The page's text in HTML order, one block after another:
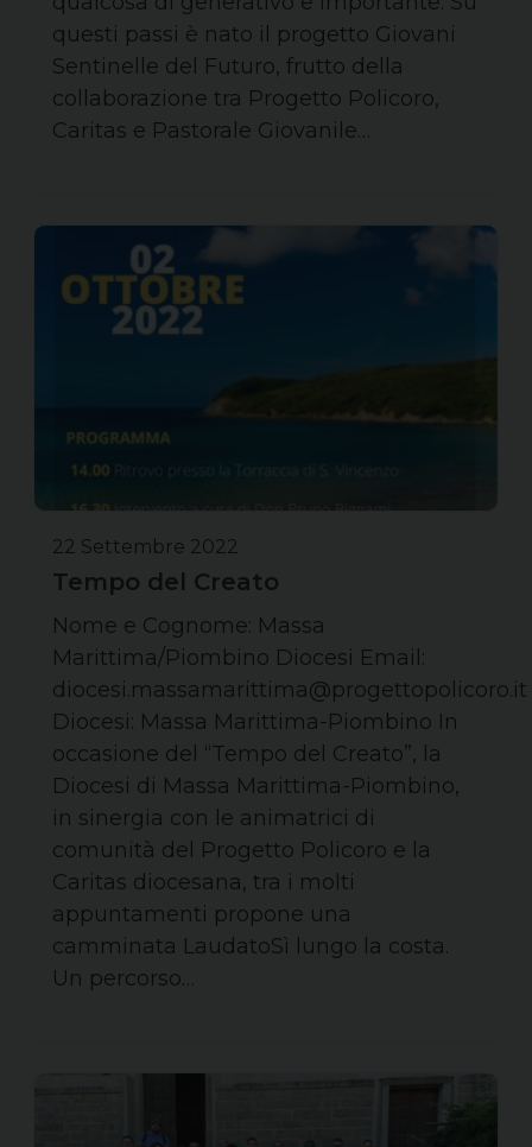
questi passi è nato il progetto Giovani
Sentinelle del Futuro, frutto della
collaborazione tra Progetto Policoro,
Caritas e Pastorale Giovanile…
22 Settembre 2022
Tempo del Creato
Nome e Cognome: Massa
Marittima/Piombino Diocesi Email:
diocesi.massamarittima@progettopolicoro.it
Diocesi: Massa Marittima-Piombino In
occasione del “Tempo del Creato”, la
Diocesi di Massa Marittima-Piombino,
in sinergia con le animatrici di
comunità del Progetto Policoro e la
Caritas diocesana, tra i molti
appuntamenti propone una
camminata LaudatoSì lungo la costa.
Un percorso…